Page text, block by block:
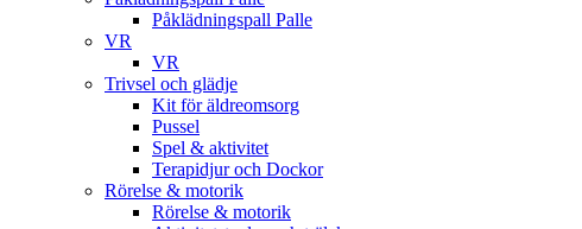
Påklädningspall Palle
VR
VR
Trivsel och glädje
Kit för äldreomsorg
Pussel
Spel & aktivitet
Terapidjur och Dockor
Rörelse & motorik
Rörelse & motorik